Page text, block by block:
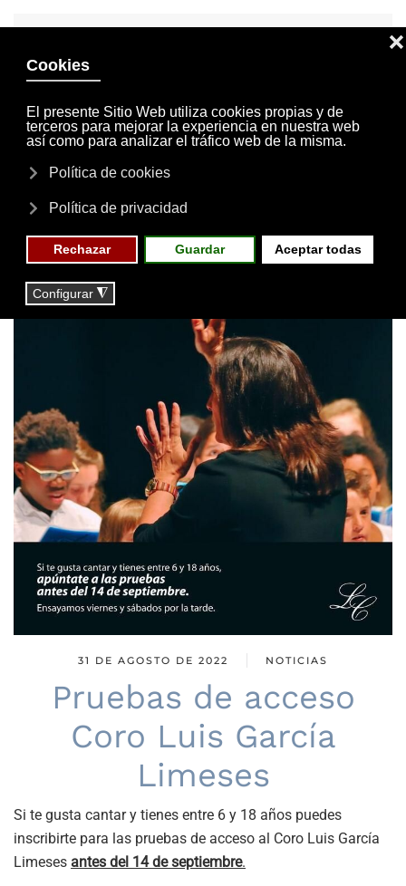
INVITACIONES
MI CUENTA
31 DE AGOSTO DE 2022 NOTICIAS
Pruebas de acceso
Coro Luis García
Limeses
Si te gusta cantar y tienes entre 6 y 18 años puedes
inscribirte para las pruebas de acceso al Coro Luis García
Limeses antes del 14 de septiembre.